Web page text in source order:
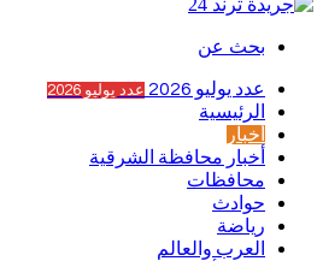
بحث عن
عدد يوليو 2026 عدد يوليو 2026
الرئيسية
أخبار
أخبار محافظة الشرقية
محافظات
حوادث
رياضة
العرب والعالم